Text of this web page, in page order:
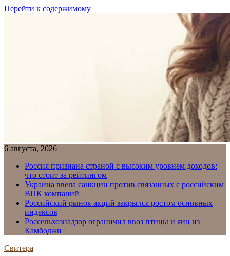
Перейти к содержимому
6 августа, 2026
Россия признана страной с высоким уровнем доходов:
что стоит за рейтингом
Украина ввела санкции против связанных с российским
ВПК компаний
Российский рынок акций закрылся ростом основных
индексов
Россельхознадзор ограничил ввоз птицы и яиц из
Камбоджи
Свитера